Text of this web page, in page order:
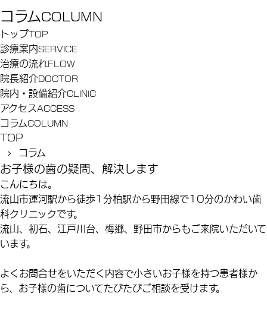
コラムCOLUMN
トップTOP
診療案内SERVICE
治療の流れFLOW
院長紹介DOCTOR
院内・設備紹介CLINIC
アクセスACCESS
コラムCOLUMN
TOP
› コラム
お子様の歯の疑問、解決します
こんにちは。
流山市運河駅から徒歩1分柏駅から野田線で10分のかわい歯
科クリニックです。
流山、初石、江戸川台、梅郷、野田市からもご来院いただいて
います。
よくお問合せをいただく内容で小さいお子様を持つ患者様か
ら、お子様の歯についてたびたびご相談を受けます。